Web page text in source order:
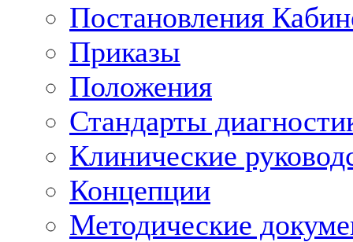
Постановления
Приказы
Положения
Стандарты
Клинические
Концепции
Методические